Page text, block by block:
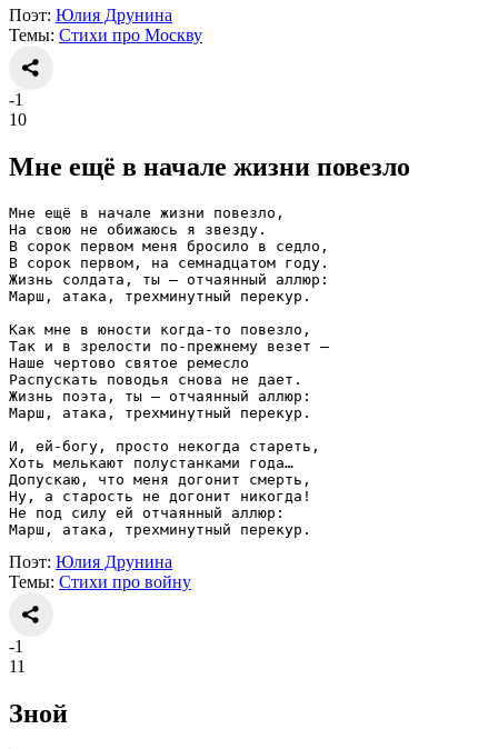
Поэт: Юлия Друнина
Темы: Стихи про Москву
-1
10
Мне ещё в начале жизни повезло
Мне ещё в начале жизни повезло,
На свою не обижаюсь я звезду.
В сорок первом меня бросило в седло,
В сорок первом, на семнадцатом году.
Жизнь солдата, ты — отчаянный аллюр:
Марш, атака, трехминутный перекур.
Как мне в юности когда-то повезло,
Так и в зрелости по-прежнему везет —
Наше чертово святое ремесло
Распускать поводья снова не дает.
Жизнь поэта, ты — отчаянный аллюр:
Марш, атака, трехминутный перекур.
И, ей-богу, просто некогда стареть,
Хоть мелькают полустанками года…
Допускаю, что меня догонит смерть,
Ну, а старость не догонит никогда!
Не под силу ей отчаянный аллюр:
Марш, атака, трехминутный перекур.
Поэт: Юлия Друнина
Темы: Стихи про войну
-1
11
Зной